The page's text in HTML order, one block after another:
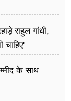
राहुल गांधी,
के साथ